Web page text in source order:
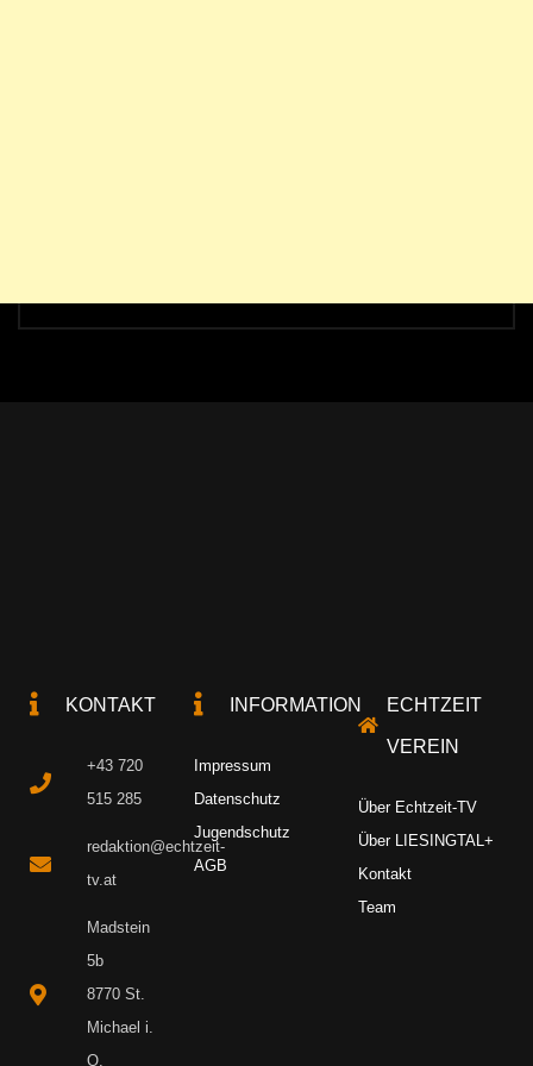
KONTAKT
+43 720
515 285
redaktion@echtzeit-
tv.at
Madstein
5b
8770 St.
Michael i.
O.
INFORMATION
Impressum
Datenschutz
Jugendschutz
AGB
ECHTZEIT
VEREIN
Über Echtzeit-TV
Über LIESINGTAL+
Kontakt
Team